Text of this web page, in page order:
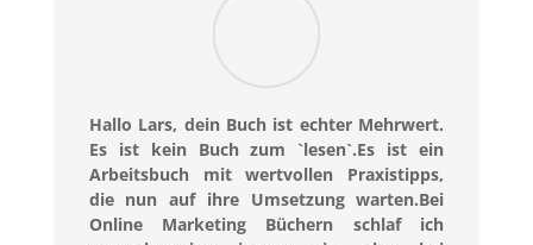
Hallo Lars, dein Buch ist echter Mehrwert.
Es ist kein Buch zum `lesen`.Es ist ein
Arbeitsbuch mit wertvollen Praxistipps,
die nun auf ihre Umsetzung warten.Bei
Online Marketing Büchern schlaf ich